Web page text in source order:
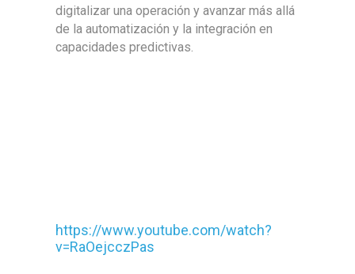
digitalizar una operación y avanzar más allá
de la automatización y la integración en
capacidades predictivas.
https://www.youtube.com/watch?
v=RaOejcczPas